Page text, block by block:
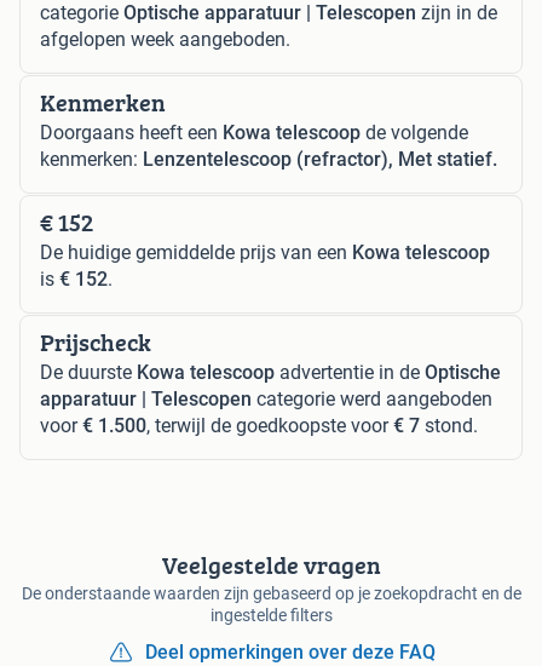
categorie Optische apparatuur | Telescopen zijn in de
afgelopen week aangeboden.
Kenmerken
Doorgaans heeft een Kowa telescoop de volgende
kenmerken: Lenzentelescoop (refractor), Met statief.
€ 152
De huidige gemiddelde prijs van een Kowa telescoop
is € 152.
Prijscheck
De duurste Kowa telescoop advertentie in de Optische
apparatuur | Telescopen categorie werd aangeboden
voor€ 1.500, terwijl de goedkoopste voor€ 7 stond.
Veelgestelde vragen
De onderstaande waarden zijn gebaseerd op je zoekopdracht en de
ingestelde filters
Deel opmerkingen over deze FAQ